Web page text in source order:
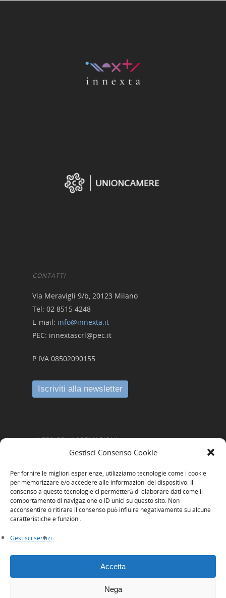
Gestisci Consenso Cookie
Per fornire le migliori esperienze, utilizziamo tecnologie come i cookie
per memorizzare e/o accedere alle informazioni del dispositivo. Il
consenso a queste tecnologie ci permetterà di elaborare dati come il
comportamento di navigazione o ID unici su questo sito. Non
acconsentire o ritirare il consenso può influire negativamente su alcune
caratteristiche e funzioni.
Gestisci servizi
Accetta
Nega
CONTATTI
Via Meravigli 9/b, 20123 Milano
Tel: 02 8515 4248
E-mail: info@innexta.it
PEC: innextascrl@pec.it
P.IVA 08502090155
ULTERIORI INFORMAZIONI
Informativa Privacy
Cookie Policy
Whistleblowing
© 2026 Innexta scrl. Tutti i diritti riservati